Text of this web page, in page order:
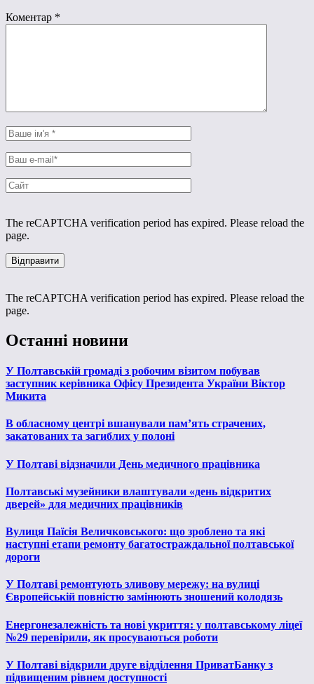
Коментар *
The reCAPTCHA verification period has expired. Please reload the
page.
The reCAPTCHA verification period has expired. Please reload the
page.
Останні новини
У Полтавській громаді з робочим візитом побував
заступник керівника Офісу Президента України Віктор
Микита
В обласному центрі вшанували пам’ять страчених,
закатованих та загиблих у полоні
У Полтаві відзначили День медичного працівника
Полтавські музейники влаштували «день відкритих
дверей» для медичних працівників
Вулиця Паїсія Величковського: що зроблено та які
наступні етапи ремонту багатостраждальної полтавської
дороги
У Полтаві ремонтують зливову мережу: на вулиці
Європейській повністю замінюють зношений колодязь
Енергонезалежність та нові укриття: у полтавському ліцеї
№29 перевірили, як просуваються роботи
У Полтаві відкрили друге відділення ПриватБанку з
підвищеним рівнем доступності